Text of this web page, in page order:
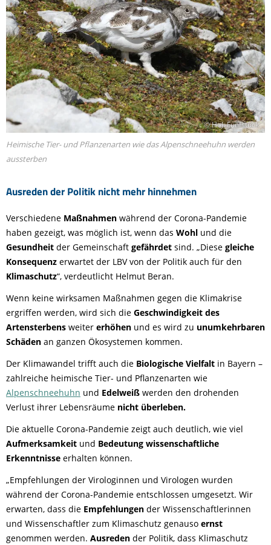
Ausreden der Politik nicht mehr hinnehmen
© H.-J. Fünfstück
Heimische Tier- und Pflanzenarten wie das Alpenschneehuhn werden
aussterben
Verschiedene Maßnahmen während der Corona-Pandemie
haben gezeigt, was möglich ist, wenn das Wohl und die
Gesundheit der Gemeinschaft gefährdet sind. „Diese gleiche
Konsequenz erwartet der LBV von der Politik auch für den
Klimaschutz“, verdeutlicht Helmut Beran.
Wenn keine wirksamen Maßnahmen gegen die Klimakrise
ergriffen werden, wird sich die Geschwindigkeit des
Artensterbens weiter erhöhen und es wird zu unumkehrbaren
Schäden an ganzen Ökosystemen kommen.
Der Klimawandel trifft auch die Biologische Vielfalt in Bayern –
zahlreiche heimische Tier- und Pflanzenarten wie
Alpenschneehuhn und Edelweiß werden den drohenden
Verlust ihrer Lebensräume nicht überleben.
Die aktuelle Corona-Pandemie zeigt auch deutlich, wie viel
Aufmerksamkeit und Bedeutung wissenschaftliche
Erkenntnisse erhalten können.
„Empfehlungen der Virologinnen und Virologen wurden
während der Corona-Pandemie entschlossen umgesetzt. Wir
erwarten, dass die Empfehlungen der Wissenschaftlerinnen
und Wissenschaftler zum Klimaschutz genauso ernst
genommen werden. Ausreden der Politik, dass Klimaschutz